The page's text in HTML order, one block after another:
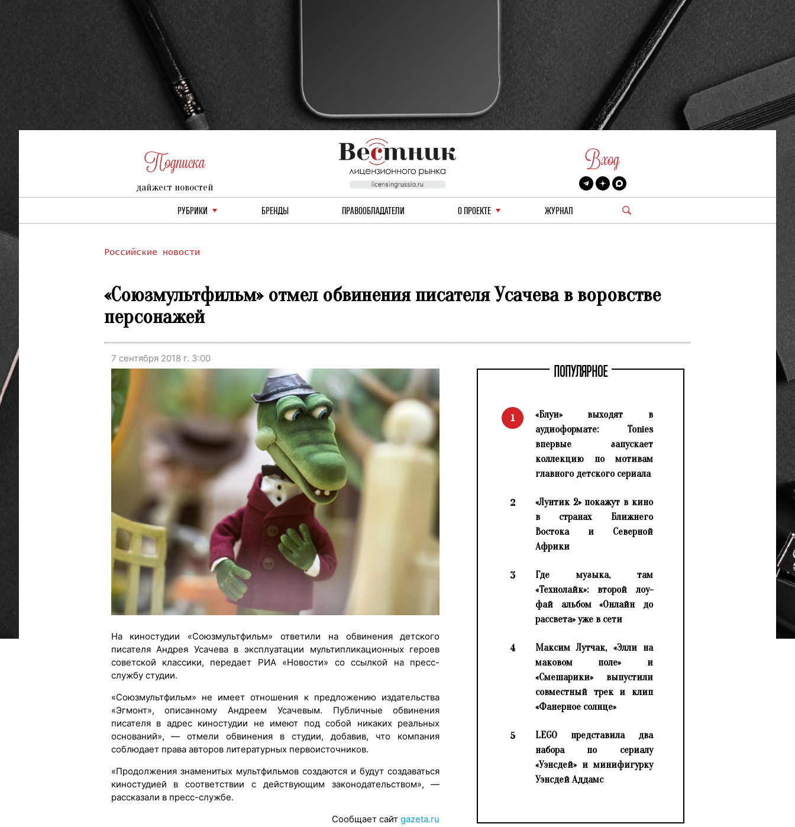
Подписка
дайжест новостей
Вход
РУБРИКИ БРЕНДЫ ПРАВООБЛАДАТЕЛИ О ПРОЕКТЕ ЖУРНАЛ
Российские новости
«Союзмультфильм» отмел обвинения писателя Усачева в воровстве
персонажей
7 сентября 2018 г. 3:00
На киностудии «Союзмультфильм» ответили на обвинения детского
писателя Андрея Усачева в эксплуатации мультипликационных героев
советской классики, передает РИА «Новости» со ссылкой на пресс-
службу студии.
«Союзмультфильм» не имеет отношения к предложению издательства
«Эгмонт», описанному Андреем Усачевым. Публичные обвинения
писателя в адрес киностудии не имеют под собой никаких реальных
оснований», — отмели обвинения в студии, добавив, что компания
соблюдает права авторов литературных первоисточников.
«Продолжения знаменитых мультфильмов создаются и будут создаваться
киностудией в соответствии с действующим законодательством», —
рассказали в пресс-службе.
Сообщает сайтgazeta.ru
ПОПУЛЯРНОЕ
1
«Блуи» выходят в
аудиоформате: Tonies
впервые запускает
коллекцию по мотивам
главного детского сериала
2
«Лунтик 2» покажут в кино
в странах Ближнего
Востока и Северной
Африки
3
Где музыка, там
«Технолайк»: второй лоу-
фай альбом «Онлайн до
рассвета» уже в сети
4
Максим Лутчак, «Элли на
маковом поле» и
«Смешарики» выпустили
совместный трек и клип
«Фанерное солнце»
5
LEGO представила два
набора по сериалу
«Уэнсдей» и минифигурку
Уэнсдей Аддамс